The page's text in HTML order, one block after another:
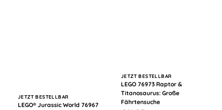
Anbieter:
JETZT BESTELLBAR
LEGO® Jurassic World 76967
Anbieter:
JETZT BESTELLBAR
LEGO 76973 Raptor &
Titanosaurus: Große
Fährtensuche